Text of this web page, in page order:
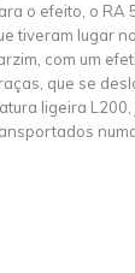
o efeito, o RA
tiveram lugar
com um
que se
ligeira